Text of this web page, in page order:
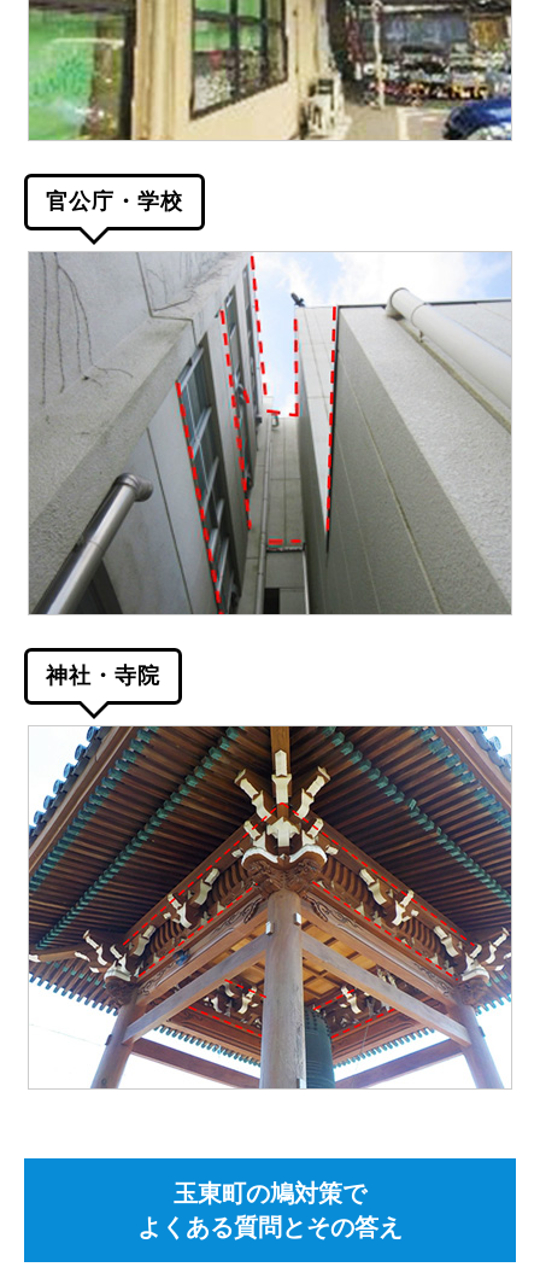
官公庁・学校
神社・寺院
玉東町の鳩対策で
よくある質問とその答え